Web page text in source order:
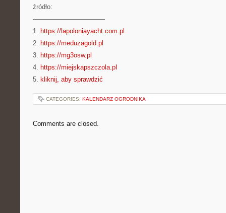
źródło:
———————————
1. https://lapoloniayacht.com.pl
2. https://meduzagold.pl
3. https://mg3osw.pl
4. https://miejskapszczola.pl
5. kliknij, aby sprawdzić
CATEGORIES: KALENDARZ OGRODNIKA
Comments are closed.